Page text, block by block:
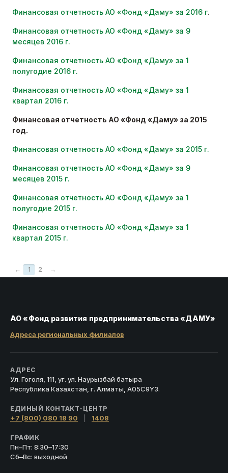
Финансовая отчетность АО «Фонд «Даму» за 2016 г.
Финансовая отчетность АО «Фонд «Даму» за 9
месяцев 2016 г.
Финансовая отчетность АО «Фонд «Даму» за 1
полугодие 2016 г.
Финансовая отчетность АО «Фонд «Даму» за 1
квартал 2016 г.
Финансовая отчетность АО «Фонд «Даму» за 2015
год.
Финансовая отчетность АО «Фонд «Даму» за 2015 г.
Финансовая отчетность АО «Фонд «Даму» за 9
месяцев 2015 г.
Финансовая отчетность АО «Фонд «Даму» за 1
полугодие 2015 г.
Финансовая отчетность АО «Фонд «Даму» за 1
квартал 2015 г.
← 1 2 →
АО «Фонд развития предпринимательства «ДАМУ»
Адреса региональных филиалов
АДРЕС
Ул. Гоголя, 111, уг. ул. Наурызбай батыра
Республика Казахстан, г. Алматы, A05C9Y3.
ЕДИНЫЙ КОНТАКТ-ЦЕНТР
+7 (800) 080 18 90 1408
ГРАФИК
Пн–Пт: 8:30–17:30
Сб–Вс: выходной